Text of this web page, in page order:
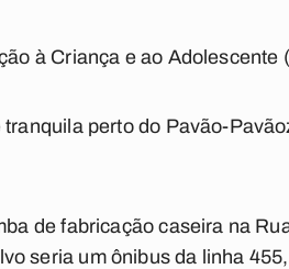
à Criança e ao Adolescente
perto do Pavão-
de fabricação caseira na
seria um ônibus da linha